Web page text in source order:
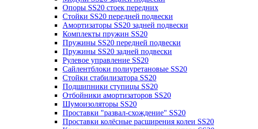
Опоры SS20 стоек передних
Стойки SS20 передней подвески
Амортизаторы SS20 задней подвески
Комплекты пружин SS20
Пружины SS20 передней подвески
Пружины SS20 задней подвески
Рулевое управление SS20
Сайлентблоки полиуретановые SS20
Стойки стабилизатора SS20
Подшипники ступицы SS20
Отбойники амортизаторов SS20
Шумоизоляторы SS20
Проставки "развал-схождение" SS20
Проставки колёсные расширения колеи SS20